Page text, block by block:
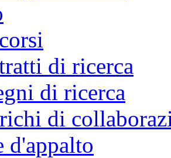
di ricerca
di ricerca
di
d'appalto